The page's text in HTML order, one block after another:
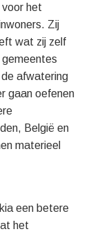
het
Zij
wat zij zelf
gemeentes
afwatering
gaan oefenen
België en
materieel
een betere
het